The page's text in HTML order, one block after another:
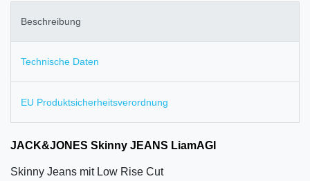
Beschreibung
Technische Daten
EU Produktsicherheitsverordnung
JACK&JONES Skinny JEANS LiamAGI
Skinny Jeans mit Low Rise Cut